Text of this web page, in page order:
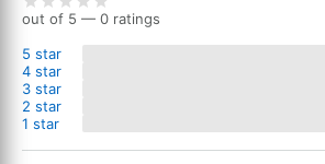
out of 5 — 0 ratings
5 star
4 star
3 star
2 star
1 star